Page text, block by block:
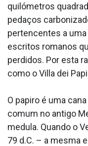
quilómetros
pedaços
pertencentes a
escritos romanos
perdidos. Por esta
como o Villa dei
O papiro é uma
comum no antigo
medula. Quando o
79 d.C. – a mesma